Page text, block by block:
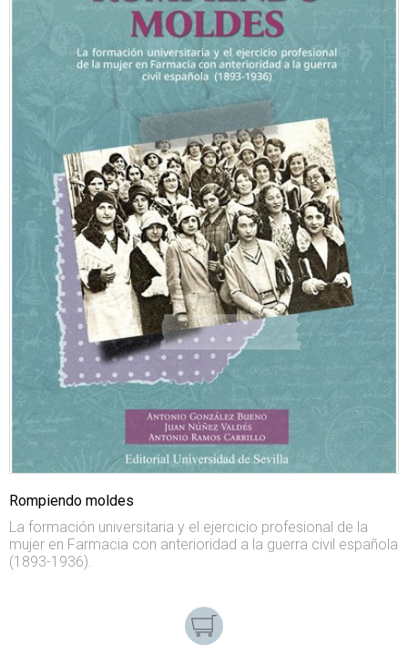
Rompiendo moldes
La formación universitaria y el ejercicio profesional de la
mujer en Farmacia con anterioridad a la guerra civil española
(1893-1936).